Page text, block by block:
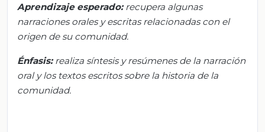
Aprendizaje esperado:recupera algunas
narraciones orales y escritas relacionadas con el
origen de su comunidad.
Énfasis:realiza síntesis y resúmenes de la narración
oral y los textos escritos sobre la historia de la
comunidad.